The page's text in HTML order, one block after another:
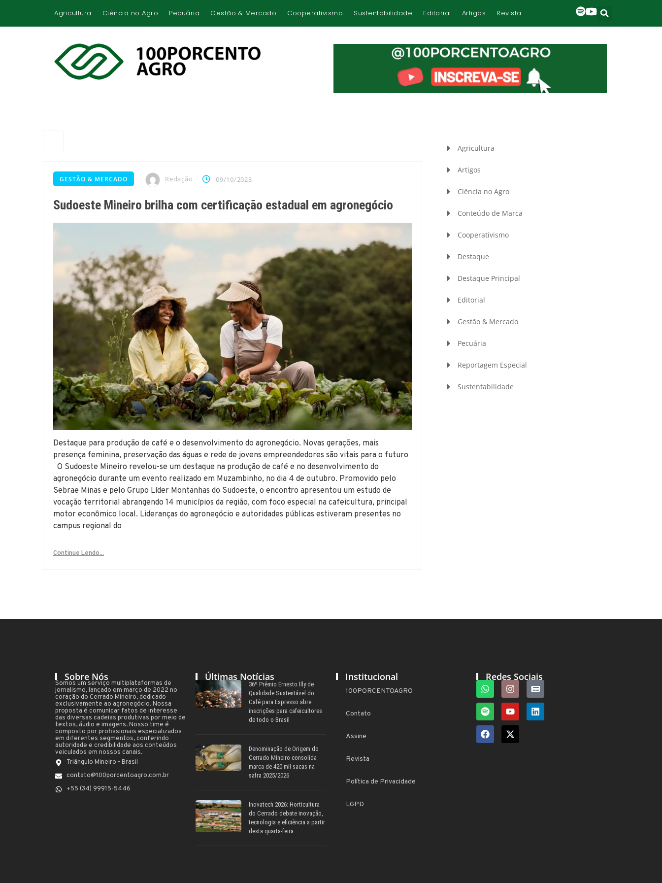
Agricultura Ciência no Agro Pecuária Gestão & Mercado Cooperativismo Sustentabilidade Editorial Artigos Revista
GESTÃO & MERCADO Redação 09/10/2023
Sudoeste Mineiro brilha com certificação estadual em agronegócio
Destaque para produção de café e o desenvolvimento do agronegócio. Novas gerações, mais
presença feminina, preservação das águas e rede de jovens empreendedores são vitais para o futuro
O Sudoeste Mineiro revelou-se um destaque na produção de café e no desenvolvimento do
agronegócio durante um evento realizado em Muzambinho, no dia 4 de outubro. Promovido pelo
Sebrae Minas e pelo Grupo Líder Montanhas do Sudoeste, o encontro apresentou um estudo de
vocação territorial abrangendo 14 municípios da região, com foco especial na cafeicultura, principal
motor econômico local. Lideranças do agronegócio e autoridades públicas estiveram presentes no
campus regional do
Continue Lendo...
Agricultura
Artigos
Ciência no Agro
Conteúdo de Marca
Cooperativismo
Destaque
Destaque Principal
Editorial
Gestão & Mercado
Pecuária
Reportagem Especial
Sustentabilidade
Sobre Nós
Somos um serviço multiplataformas de
jornalismo, lançado em março de 2022 no
coração do Cerrado Mineiro, dedicado
exclusivamente ao agronegócio. Nossa
proposta é comunicar fatos de interesse
das diversas cadeias produtivas por meio de
textos, áudio e imagens. Nosso time é
composto por profissionais especializados
em diferentes segmentos, conferindo
autoridade e credibilidade aos conteúdos
veiculados em nossos canais.
Triângulo Mineiro - Brasil
contato@100porcentoagro.com.br
+55 (34) 99915-5446
Últimas Notícias
36º Prêmio Ernesto Illy de
Qualidade Sustentável do
Café para Espresso abre
inscrições para cafeicultores
de todo o Brasil
Denominação de Origem do
Cerrado Mineiro consolida
marca de 420 mil sacas na
safra 2025/2026
Inovatech 2026: Horticultura
do Cerrado debate inovação,
tecnologia e eficiência a partir
desta quarta-feira
Institucional
100PORCENTOAGRO
Contato
Assine
Revista
Política de Privacidade
LGPD
Redes Sociais